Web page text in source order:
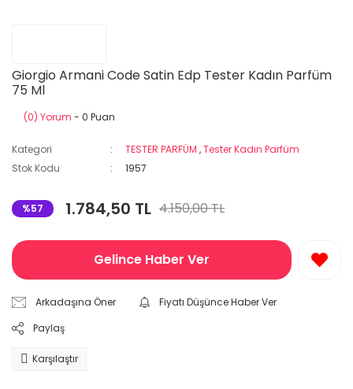
Giorgio Armani Code Satin Edp Tester Kadın Parfüm
75 Ml
(0) Yorum - 0 Puan
Kategori TESTER PARFÜM ,Tester Kadın Parfüm
Stok Kodu
1957
%57 1.784,50 TL 4.150,00 TL
Gelince Haber Ver
Arkadaşına Öner
Fiyatı Düşünce Haber Ver
Paylaş
Karşılaştır